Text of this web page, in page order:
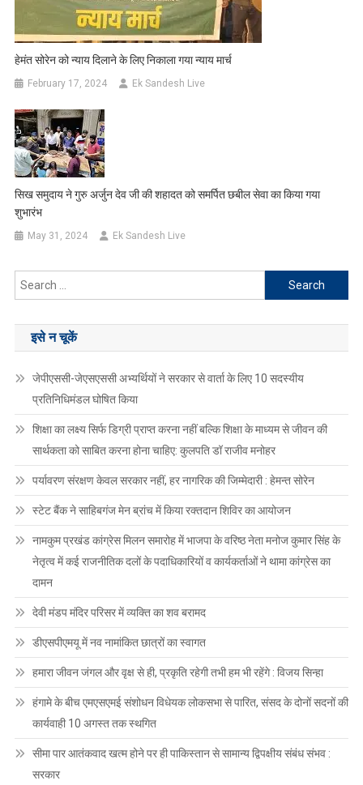
हेमंत सोरेन को न्याय दिलाने के लिए निकाला गया न्याय मार्च
February 17, 2024 Ek Sandesh Live
सिख समुदाय ने गुरु अर्जुन देव जी की शहादत को समर्पित छबील सेवा का किया गया
शुभारंभ
May 31, 2024 Ek Sandesh Live
Search
for:
इसे न चूकें
जेपीएससी-जेएसएससी अभ्यर्थियों ने सरकार से वार्ता के लिए 10 सदस्यीय
प्रतिनिधिमंडल घोषित किया
शिक्षा का लक्ष्य सिर्फ डिग्री प्राप्त करना नहीं बल्कि शिक्षा के माध्यम से जीवन की
सार्थकता को साबित करना होना चाहिए: कुलपति डॉ राजीव मनोहर
पर्यावरण संरक्षण केवल सरकार नहीं, हर नागरिक की जिम्मेदारी : हेमन्त सोरेन
स्टेट बैंक ने साहिबगंज मेन ब्रांच में किया रक्तदान शिविर का आयोजन
नामकुम प्रखंड कांग्रेस मिलन समारोह में भाजपा के वरिष्ठ नेता मनोज कुमार सिंह के
नेतृत्व में कई राजनीतिक दलों के पदाधिकारियों व कार्यकर्ताओं ने थामा कांग्रेस का
दामन
देवी मंडप मंदिर परिसर में व्यक्ति का शव बरामद
डीएसपीएमयू में नव नामांकित छात्रों का स्वागत
हमारा जीवन जंगल और वृक्ष से ही, प्रकृति रहेगी तभी हम भी रहेंगे : विजय सिन्हा
हंगामे के बीच एमएसएमई संशोधन विधेयक लोकसभा से पारित, संसद के दोनों सदनों की
कार्यवाही 10 अगस्त तक स्थगित
सीमा पार आतंकवाद खत्म होने पर ही पाकिस्तान से सामान्य द्विपक्षीय संबंध संभव :
सरकार